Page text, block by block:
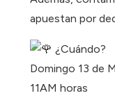
apuestan por
¿Cuándo?
Domingo 13 de
11AM horas